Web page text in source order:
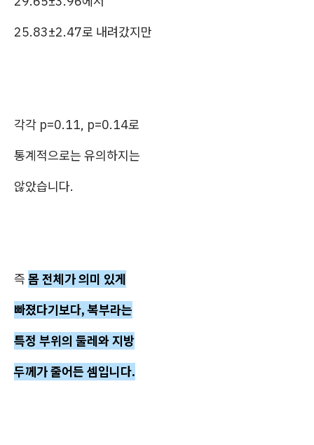
25.83±2.47로 내려갔지만
각각 p=0.11, p=0.14로
통계적으로는 유의하지는
않았습니다.
즉 몸 전체가 의미 있게
빠졌다기보다, 복부라는
특정 부위의 둘레와 지방
두께가 줄어든 셈입니다.